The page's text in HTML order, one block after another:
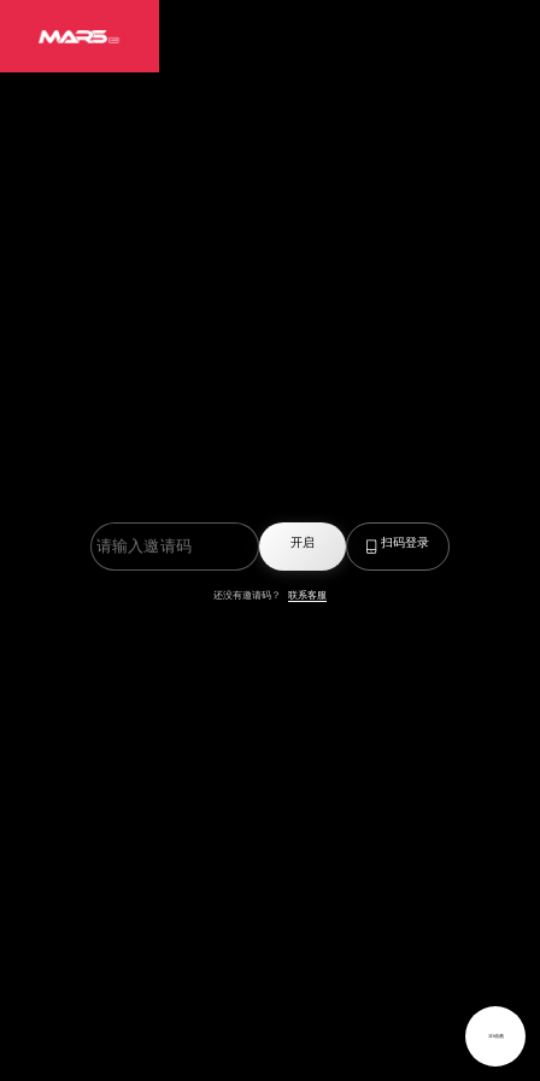
开启 扫码登录
还没有邀请码？ 联系客服
3D动画